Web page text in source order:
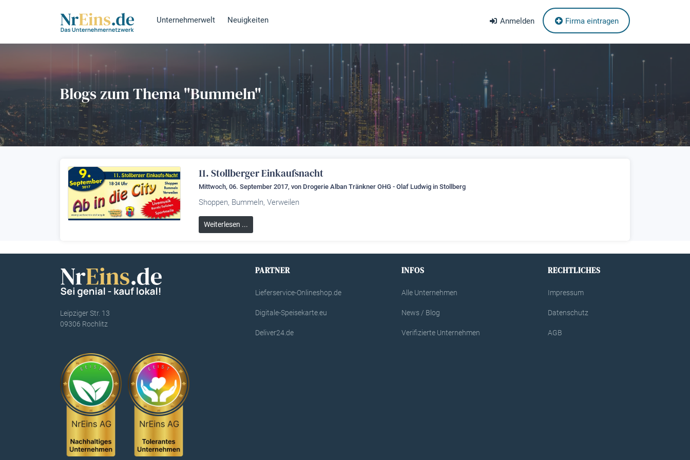
Unternehmerwelt Neuigkeiten Anmelden Firma eintragen
Blogs zum Thema "Bummeln"
11. Stollberger Einkaufsnacht
Mittwoch, 06. September 2017, von Drogerie Alban Tränkner OHG - Olaf Ludwig in Stollberg
Shoppen, Bummeln, Verweilen
Weiterlesen ...
Leipziger Str. 13
09306 Rochlitz
PARTNER
Lieferservice-Onlineshop.de
Digitale-Speisekarte.eu
Deliver24.de
INFOS
Alle Unternehmen
News / Blog
Verifizierte Unternehmen
RECHTLICHES
Impressum
Datenschutz
AGB